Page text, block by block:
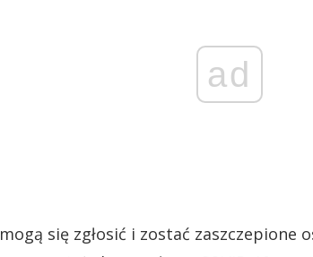
ad
się zgłosić i zostać zaszczepione